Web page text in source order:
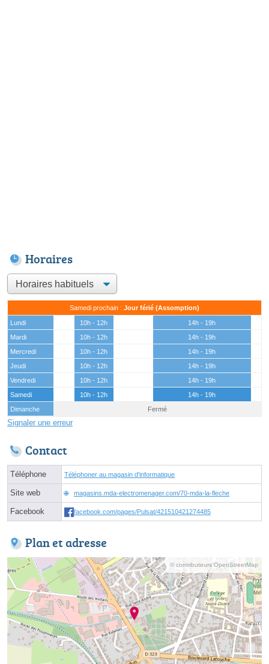
Horaires
Samedi prochain : Jour férié (Assomption)
Lundi 10h - 12h
14h - 19h
Mardi
10h - 12h
14h - 19h
Mercredi
10h - 12h
14h - 19h
Jeudi
10h - 12h
14h - 19h
Vendredi
10h - 12h
14h - 19h
Samedi
10h - 12h
14h - 19h
Dimanche
Fermé
Signaler une erreur
Contact
Téléphone Téléphoner au magasin d'informatique
Site web magasins.mda-electromenager.com/70-mda-la-fleche
Facebook facebook.com/pages/Pulsat/421510421274485
Plan et adresse
© contributeurs OpenStreetMap